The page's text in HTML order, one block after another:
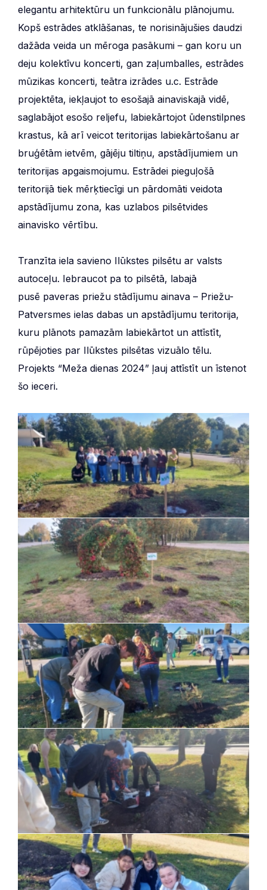
elegantu arhitektūru un funkcionālu plānojumu.
Kopš estrādes atklāšanas, te norisinājušies daudzi
dažāda veida un mēroga pasākumi – gan koru un
deju kolektīvu koncerti, gan zaļumballes, estrādes
mūzikas koncerti, teātra izrādes u.c. Estrāde
projektēta, iekļaujot to esošajā ainaviskajā vidē,
saglabājot esošo reljefu, labiekārtojot ūdenstilpnes
krastus, kā arī veicot teritorijas labiekārtošanu ar
bruģētām ietvēm, gājēju tiltiņu, apstādījumiem un
teritorijas apgaismojumu. Estrādei pieguļošā
teritorijā tiek mērķtiecīgi un pārdomāti veidota
apstādījumu zona, kas uzlabos pilsētvides
ainavisko vērtību.
Tranzīta iela savieno Ilūkstes pilsētu ar valsts
autoceļu. Iebraucot pa to pilsētā, labajā
pusē paveras priežu stādījumu ainava – Priežu-
Patversmes ielas dabas un apstādījumu teritorija,
kuru plānots pamazām labiekārtot un attīstīt,
rūpējoties par Ilūkstes pilsētas vizuālo tēlu.
Projekts “Meža dienas 2024” ļauj attīstīt un īstenot
šo ieceri.